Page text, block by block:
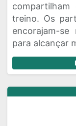
treino. Os
encorajam-
para alcançar